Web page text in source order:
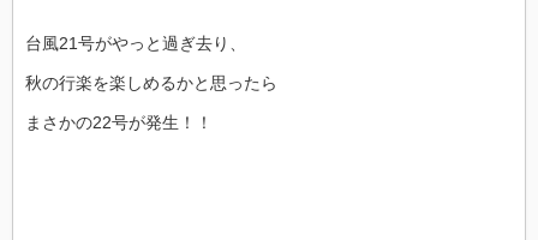
台風21号がやっと過ぎ去り、
秋の行楽を楽しめるかと思ったら
まさかの22号が発生！！